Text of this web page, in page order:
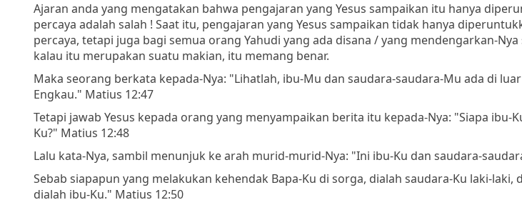
Ajaran anda yang mengatakan bahwa pengajaran yang Yesus sampaikan itu hanya
percaya adalah salah ! Saat itu, pengajaran yang Yesus sampaikan tidak hanya
percaya, tetapi juga bagi semua orang Yahudi yang ada disana / yang mendengarkan-Nya
kalau itu merupakan suatu makian, itu memang benar.
Maka seorang berkata kepada-Nya: "Lihatlah, ibu-Mu dan saudara-saudara-Mu ada di
Engkau." Matius 12:47
Tetapi jawab Yesus kepada orang yang menyampaikan berita itu kepada-Nya: "Siapa ibu-
Ku?" Matius 12:48
Lalu kata-Nya, sambil menunjuk ke arah murid-murid-Nya: "Ini ibu-Ku dan saudara-
Sebab siapapun yang melakukan kehendak Bapa-Ku di sorga, dialah saudara-Ku laki-laki,
dialah ibu-Ku." Matius 12:50